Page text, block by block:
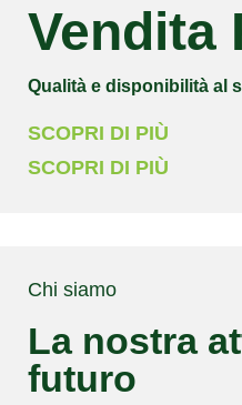
Vendita
Qualità e disponibilità al
SCOPRI DI PIÙ
SCOPRI DI PIÙ
Chi siamo
La nostra
futuro